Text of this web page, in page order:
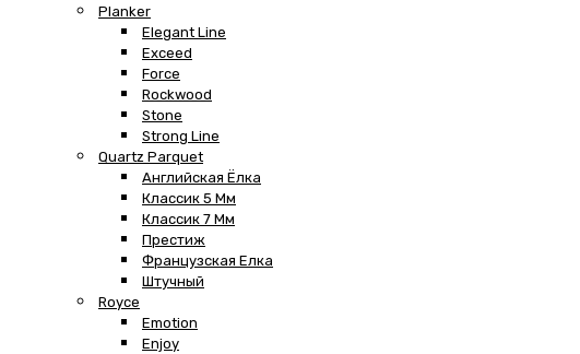
Planker
Elegant Line
Exceed
Force
Rockwood
Stone
Strong Line
Quartz Parquet
Английская Ёлка
Классик 5 Мм
Классик 7 Мм
Престиж
Французская Елка
Штучный
Royce
Emotion
Enjoy